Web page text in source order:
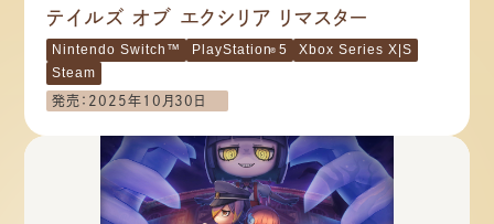
テイルズ オブ エクシリア リマスター
Nintendo Switch™ PlayStation® 5
Xbox Series X|S
Steam
発売：2025年10月30日